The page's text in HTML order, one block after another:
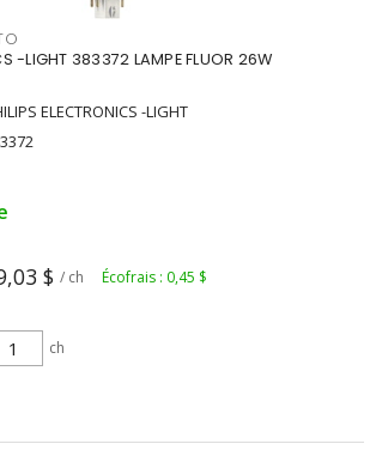
-LIGHT 383372 LAMPE FLUOR 26W
ELECTRONICS -LIGHT
$ / ch Écofrais : 0,45 $
ch